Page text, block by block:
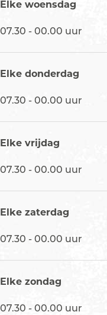
n
e
r
Elke woensdag
07.30 - 00.00 uur
Elke donderdag
07.30 - 00.00 uur
Elke vrijdag
07.30 - 00.00 uur
Elke zaterdag
07.30 - 00.00 uur
Elke zondag
07.30 - 00.00 uur